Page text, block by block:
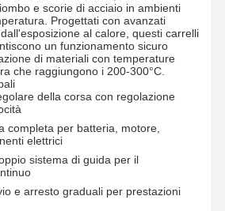
e scorie di acciaio in ambienti
Progettati con avanzati
al calore, questi carrelli
un funzionamento sicuro
di materiali con temperature
che raggiungono i 200-300°C.
della corsa con regolazione
completa per batteria, motore,
elettrici
sistema di guida per il
e arresto graduali per prestazioni